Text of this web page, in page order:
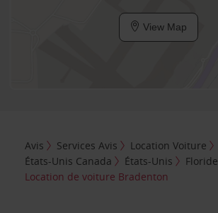
View Map
Avis Services Avis
Location Voiture
États-Unis Canada
États-Unis Floride
Location de voiture Bradenton